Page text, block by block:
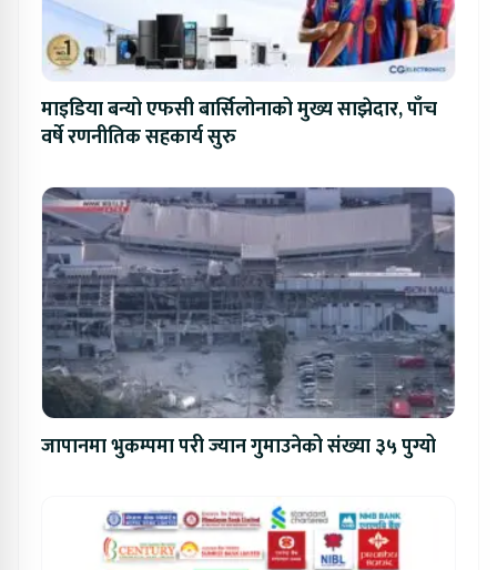
माइडिया बन्यो एफसी बार्सिलोनाको मुख्य साझेदार, पाँच
वर्षे रणनीतिक सहकार्य सुरु
जापानमा भुकम्पमा परी ज्यान गुमाउनेको संख्या ३५ पुग्यो